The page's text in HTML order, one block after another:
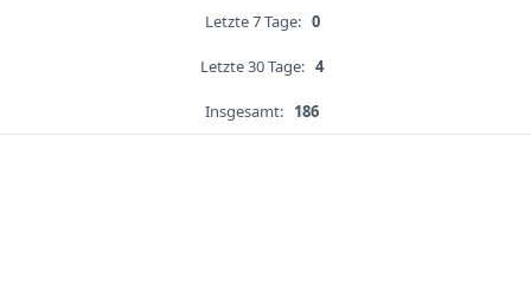
Letzte 7 Tage: 0
Letzte 30 Tage: 4
Insgesamt: 186